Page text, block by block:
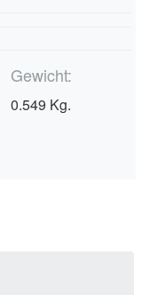
Gewicht:
0.549 Kg.